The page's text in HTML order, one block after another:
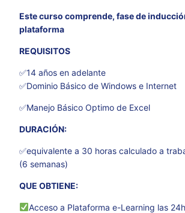
Este curso comprende, fase de
plataforma
REQUISITOS
✅14 años en adelante
✅Dominio Básico de Windows e Internet
✅Manejo Básico Optimo de Excel
DURACIÓN:
✅equivalente a 30 horas calculado a
(6 semanas)
QUE OBTIENE:
Acceso a Plataforma e-Learning las